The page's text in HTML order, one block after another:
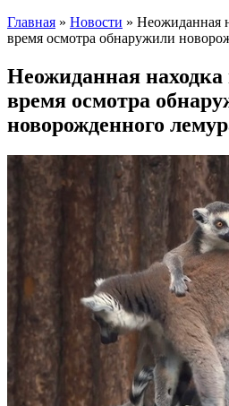
Главная » Новости » Неожиданная
время осмотра обнаружили
Неожиданная находка
время осмотра
новорожденного